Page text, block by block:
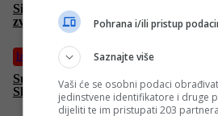
Simbol hrabrosti i otpornosti: Dok
zvaničnici izašli na ulice da pokažu
Izdvojeno
Sukob Izraela i Irana na nebu iznad
Shaheda
Pohrana i/ili pristup
Saznajte više
Vaši će se osobni podaci
jedinstvene identifikatore i druge
dijeliti te im pristupati 203